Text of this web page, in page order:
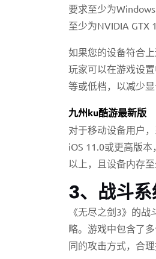
要求至少为
至少为NVIDIA GTX
如果您的设备符合
玩家可以在游戏设
等或低档，以减少显
九州ku酷游最新版
对于移动设备用户
iOS 11.0或更高版
以上，且设备内存
3、战斗
《无尽之剑3》的
略。游戏中包含了
同的攻击方式，合